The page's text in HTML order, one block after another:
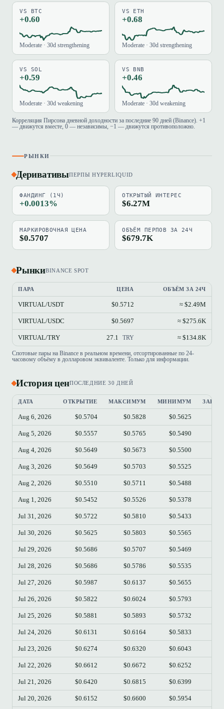
VS BTC
+0.60
Moderate · 30d strengthening
VS ETH
+0.68
Moderate · 30d strengthening
VS SOL
+0.59
Moderate · 30d weakening
VS BNB
+0.46
Moderate · 30d weakening
Корреляция Пирсона дневной доходности за последние 90 дней (Binance). +1
— движутся вместе, 0 — независимы, −1 — движутся противоположно.
РЫНКИ
ДеривативыПЕРПЫ HYPERLIQUID
ФАНДИНГ (1Ч)
+0.0013%
ОТКРЫТЫЙ ИНТЕРЕС
$6.27M
МАРКИРОВОЧНАЯ ЦЕНА
$0.5707
ОБЪЁМ ПЕРПОВ ЗА 24Ч
$679.7K
РынкиBINANCE SPOT
ПАРА ЦЕНА ОБЪЁМ ЗА 24Ч
VIRTUAL/USDT $0.5712 ≈ $2.49M
VIRTUAL/USDC $0.5697 ≈ $275.6K
VIRTUAL/TRY 27.1 TRY ≈ $134.8K
Спотовые пары на Binance в реальном времени, отсортированные по 24-
часовому объёму в долларовом эквиваленте. Только для информации.
История ценПОСЛЕДНИЕ 30 ДНЕЙ
ДАТА ОТКРЫТИЕ МАКСИМУМ МИНИМУМ
Aug 6, 2026 $0.5704 $0.5828 $0.5625
Aug 5, 2026 $0.5557 $0.5765 $0.5490
Aug 4, 2026 $0.5649 $0.5673 $0.5500
Aug 3, 2026 $0.5649 $0.5703 $0.5525
Aug 2, 2026 $0.5510 $0.5711 $0.5488
Aug 1, 2026 $0.5452 $0.5526 $0.5378
Jul 31, 2026 $0.5722 $0.5810 $0.5433
Jul 30, 2026 $0.5625 $0.5803 $0.5565
Jul 29, 2026 $0.5686 $0.5707 $0.5469
Jul 28, 2026 $0.5686 $0.5786 $0.5535
Jul 27, 2026 $0.5987 $0.6137 $0.5655
Jul 26, 2026 $0.5822 $0.6024 $0.5793
Jul 25, 2026 $0.5881 $0.5893 $0.5732
Jul 24, 2026 $0.6131 $0.6164 $0.5833
Jul 23, 2026 $0.6274 $0.6320 $0.6043
Jul 22, 2026 $0.6612 $0.6672 $0.6252
Jul 21, 2026 $0.6420 $0.6815 $0.6399
Jul 20, 2026 $0.6152 $0.6600 $0.5954